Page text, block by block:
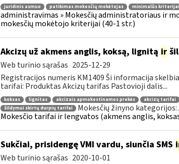
juridinis asmuo patikimas mokesčių mokėtojas minimalūs kriterijai
administravimas » Mokesčių administratoriaus ir
mokesčių mokėtojo kriterijai (40-1 str.)
Akcizų už akmens anglis, koksą, lignitą ir
Web turinio sąrašas 2025-12-29
Registracijos numeris KM1409 Ši informacija
tarifai: Produktas Akcizų tarifas Pastovioji dalis...
koksas lignitas akcizais apmokestinamos prekės akcizų tarifai
šildymui skirtų durpių tarifai
Mokesčių žinyno kategorijos:
Mokesčio tarifai ir lengvatos (akmens anglis,
Sukčiai, prisidengę VMI vardu, siunčia SMS
Web turinio sąrašas 2020-10-01